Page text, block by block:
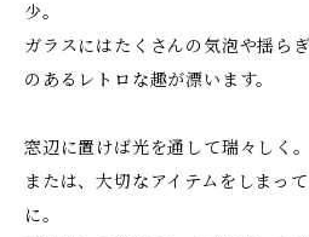
少。
ガラスにはたくさんの気泡や揺ら
のあるレトロな趣が漂います。
窓辺に置けば光を通して瑞々しく。
または、大切なアイテムをしまっ
に。